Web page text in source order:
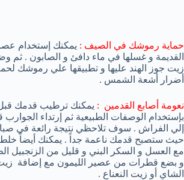
حماية رموشك في الصيف : يمكنك إستخدام عصا
القديمة و غسلها في ماء دافئ و الصابون . ثم
زيت جوز الهند عليها و تطبيقها علي رموشك
أضرار أشعة الشمس .
نعومة أصابع القدمين : يمكنك ترطيب قدمك
بإستخدام الوصفات الطبيعية ثم إرتداء الجوارب
إلي الفراش . سوف تلاحظي نتيجة رائعة في صباح
حيث ستصبح قدمك ناعمة جداً . يمكنك أيضاً
مع العسل و السكر البني و قليل من الزنجبيل
و بضع قطرات من عصير الليمون مع إضافة
الشاي أو زيت النعناع .